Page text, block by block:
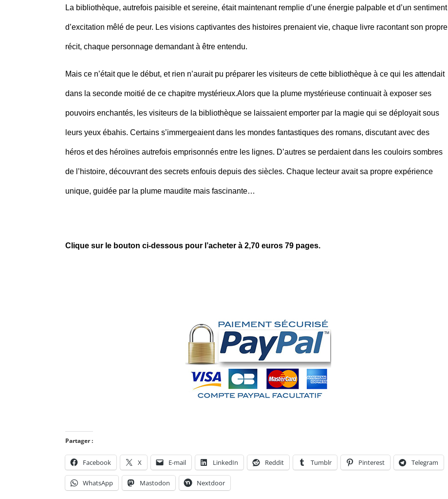
La bibliothèque, autrefois paisible et sereine, était maintenant remplie d’une énergie palpable et d’un sentiment
d’excitation mêlé de peur. Les visions captivantes des histoires prenaient vie, chaque livre racontant son propre
récit, chaque personnage demandant à être entendu.
Mais ce n’était que le début, et rien n’aurait pu préparer les visiteurs de cette bibliothèque à ce qui les attendait
dans la seconde moitié de ce chapitre mystérieux.Alors que la plume mystérieuse continuait à exposer ses
pouvoirs enchantés, les visiteurs de la bibliothèque se laissaient emporter par la magie qui se déployait sous
leurs yeux ébahis. Certains s’immergeaient dans les mondes fantastiques des romans, discutant avec des
héros et des héroïnes autrefois emprisonnés entre les lignes. D’autres se perdaient dans les couloirs sombres
de l’histoire, découvrant des secrets enfouis depuis des siècles. Chaque lecteur avait sa propre expérience
unique, guidée par la plume maudite mais fascinante…
Clique sur le bouton ci-dessous pour l’acheter à 2,70 euros 79 pages.
Partager :
Facebook X E-mail LinkedIn Reddit Tumblr Pinterest Telegram
WhatsApp Mastodon Nextdoor